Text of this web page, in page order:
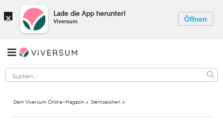
× Lade die App herunter!
Viversum Öffnen
Dein Viversum Online-Magazin Sternzeichen